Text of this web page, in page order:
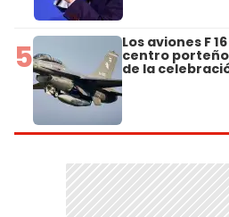
5 Los aviones F
centro
de la